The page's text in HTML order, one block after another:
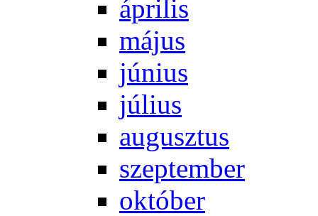
áp­ri­lis
má­jus
jú­ni­us
jú­li­us
au­gusz­tus
szep­tem­ber
ok­tó­ber